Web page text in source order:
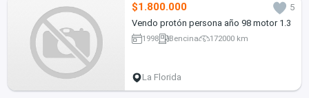
$1.800.000
5
Vendo protón persona año 98 motor 1.3
1998 Bencina 172000 km
La Florida